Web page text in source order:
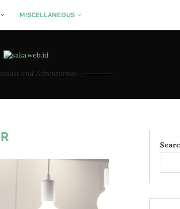
MISCELLANEOUS
and Adventurous